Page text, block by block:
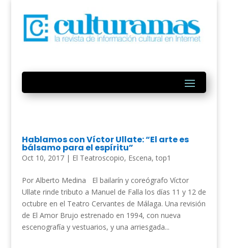
Hablamos con Víctor Ullate: “El arte es
bálsamo para el espíritu”
Oct 10, 2017| El Teatroscopio, Escena,top1
Por Alberto Medina El bailarín y coreógrafo Víctor
Ullate rinde tributo a Manuel de Falla los días 11 y 12 de
octubre en el Teatro Cervantes de Málaga. Una revisión
de El Amor Brujo estrenado en 1994, con nueva
escenografía y vestuarios, y una arriesgada...